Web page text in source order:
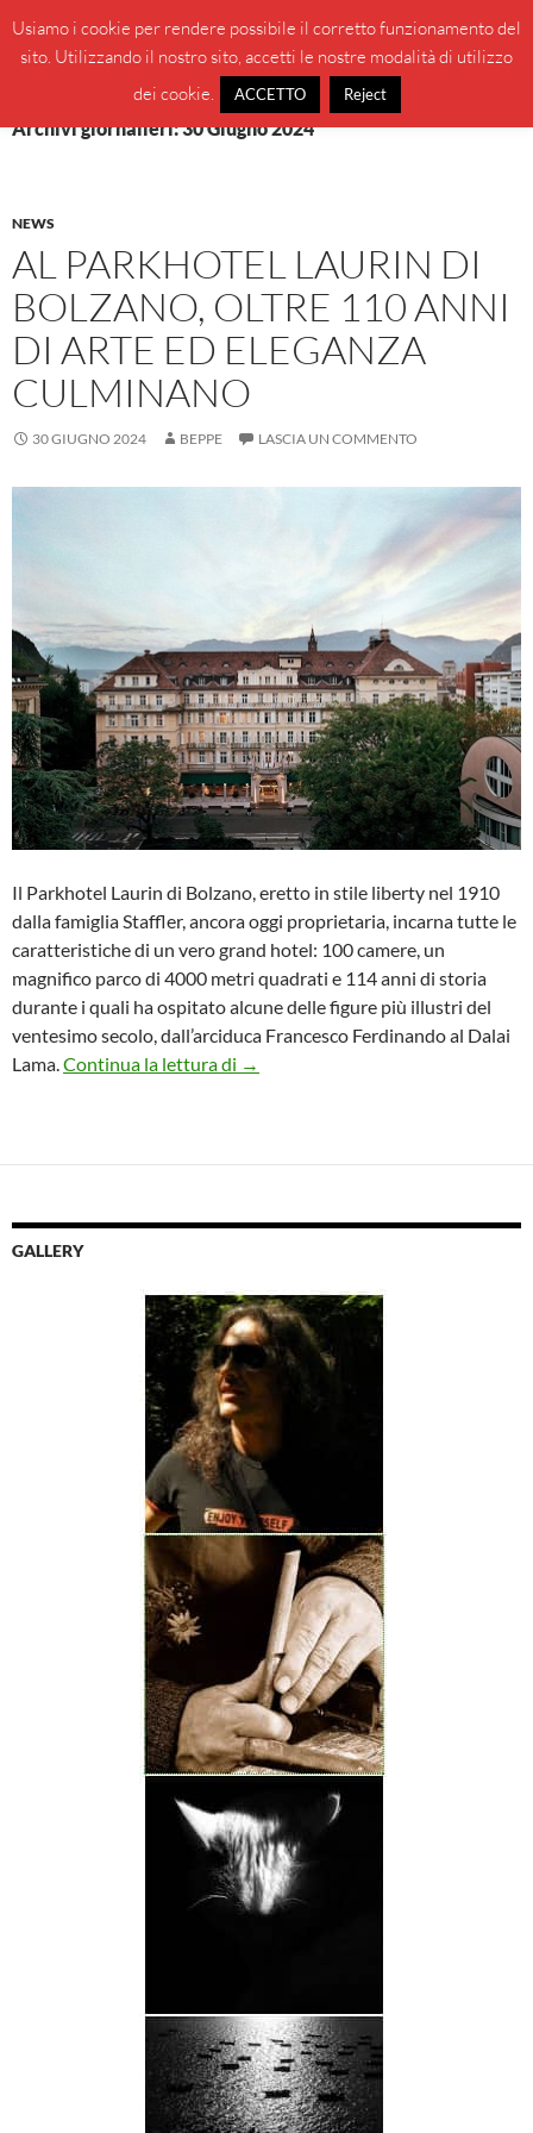
contenuto
BeppeBlog
MENU
Archivi giornalieri: 30 Giugno 2024
NEWS
AL PARKHOTEL LAURIN DI
BOLZANO, OLTRE 110 ANNI
DI ARTE ED ELEGANZA
CULMINANO
30 GIUGNO 2024 BEPPE LASCIA UN COMMENTO
Il Parkhotel Laurin di Bolzano, eretto in stile liberty nel 1910
dalla famiglia Staffler, ancora oggi proprietaria, incarna tutte le
caratteristiche di un vero grand hotel: 100 camere, un
magnifico parco di 4000 metri quadrati e 114 anni di storia
durante i quali ha ospitato alcune delle figure più illustri del
ventesimo secolo, dall’arciduca Francesco Ferdinando al Dalai
Lama. Continua la lettura di Al Parkhotel Laurin di Bolzano,
→
GALLERY
Usiamo i cookie per rendere possibile il corretto funzionamento del
sito. Utilizzando il nostro sito, accetti le nostre modalità di utilizzo
dei cookie.
ACCETTO Reject